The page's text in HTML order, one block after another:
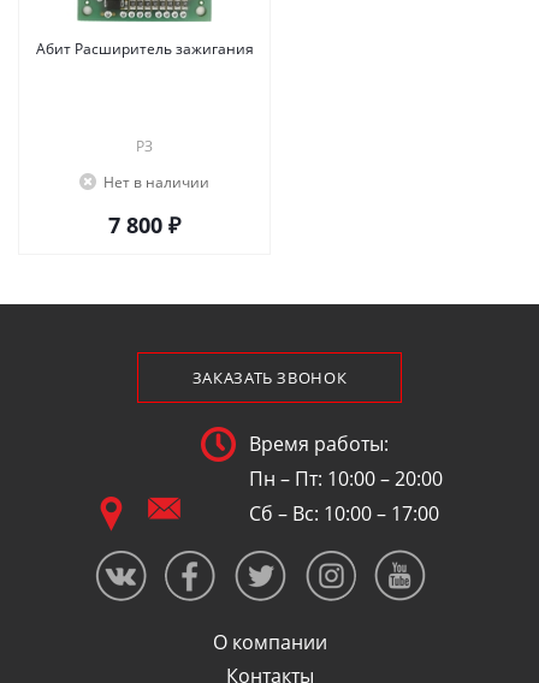
Абит Расширитель зажигания
РЗ
Нет в наличии
7 800 ₽
ЗАКАЗАТЬ ЗВОНОК
Время работы:
Пн – Пт: 10:00 – 20:00
Сб – Вс: 10:00 – 17:00
О компании
Контакты